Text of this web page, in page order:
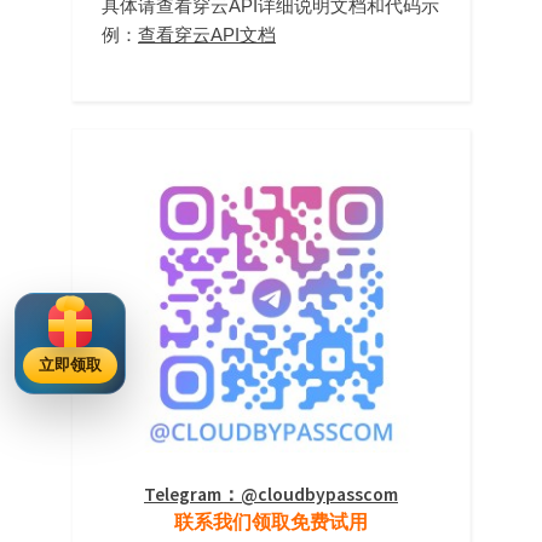
具体请查看穿云API详细说明文档和代码示
例： 查看穿云API文档
Telegram：@cloudbypasscom
联系我们领取免费试用
立即领取